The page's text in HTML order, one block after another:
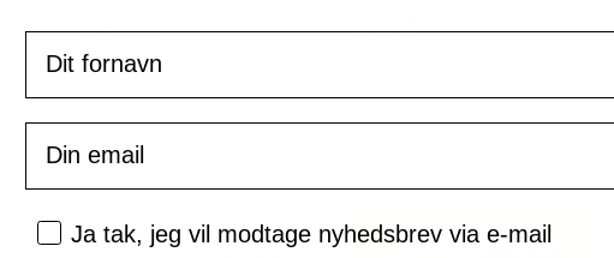
is:
kr. 39,95.
TILFØJ TIL KURV
Samtykke
Ja tak, jeg vil modtage nyhedsbrev via e-mail